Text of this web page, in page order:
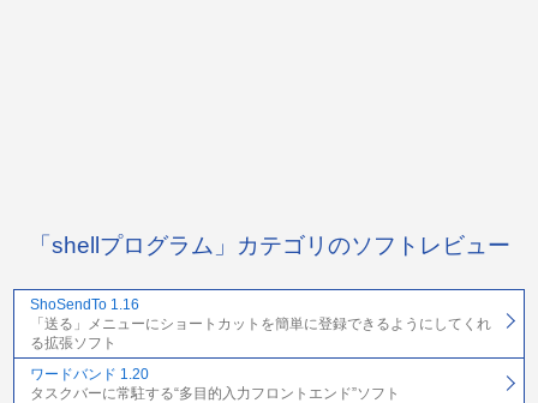
「shellプログラム」カテゴリのソフトレビュー
ShoSendTo 1.16
「送る」メニューにショートカットを簡単に登録できるようにしてくれ
る拡張ソフト
ワードバンド 1.20
タスクバーに常駐する“多目的入力フロントエンド”ソフト